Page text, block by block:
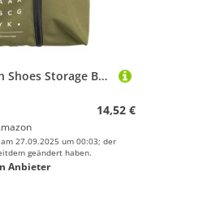
Oxford Cloth Shoes Storage Bags Portable Sneakers Organizer for Travel & Sport, Armeegrün Trompete
14,52 €
27.09.2025 um 00:03; der
geändert haben.
Anbieter